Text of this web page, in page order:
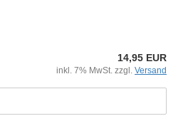
14,95 EUR
inkl. 7% MwSt. zzgl. Versand